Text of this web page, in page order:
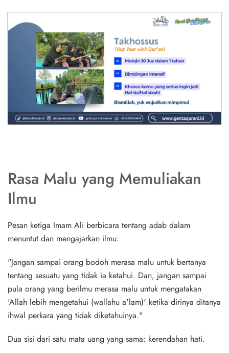
Rasa Malu yang Memuliakan
Ilmu
Pesan ketiga Imam Ali berbicara tentang adab dalam
menuntut dan mengajarkan ilmu:
"Jangan sampai orang bodoh merasa malu untuk bertanya
tentang sesuatu yang tidak ia ketahui. Dan, jangan sampai
pula orang yang berilmu merasa malu untuk mengatakan
'Allah lebih mengetahui (wallahu a'lam)' ketika dirinya ditanya
ihwal perkara yang tidak diketahuinya."
Dua sisi dari satu mata uang yang sama: kerendahan hati.